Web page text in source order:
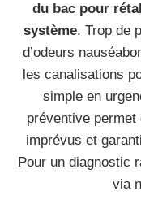
du bac pour
système. Trop de
d’odeurs
les canalisations
simple en
préventive permet
imprévus et
Pour un diagnostic
via